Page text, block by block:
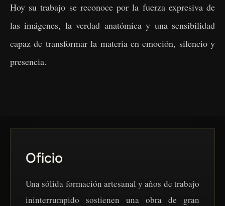
Hoy su trabajo se reconoce por la fuerza expresiva de
las imágenes, la verdad anatómica y una sensibilidad
capaz de transformar la materia en emoción, silencio y
presencia.
Oficio
Una sólida formación artesanal y años de trabajo
ininterrumpido sostienen una obra de gran